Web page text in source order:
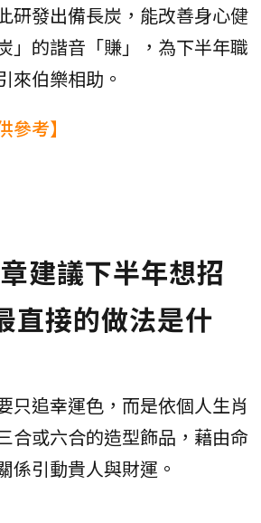
研發出備長炭，能改善身心健
」的諧音「賺」，為下半年職
來伯樂相助。
參考】
建議下半年想招
直接的做法是什
只追幸運色，而是依個人生肖
合或六合的造型飾品，藉由命
係引動貴人與財運。